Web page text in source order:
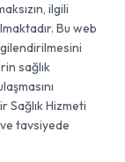
ilgili
Bu web
sağlık
Sağlık Hizmeti
tavsiyede